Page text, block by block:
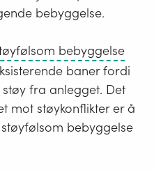
bebyggelse.
bebyggelse
baner fordi
fra anlegget. Det
mot støykonflikter er å
bebyggelse